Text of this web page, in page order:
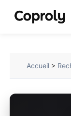
Accueil >